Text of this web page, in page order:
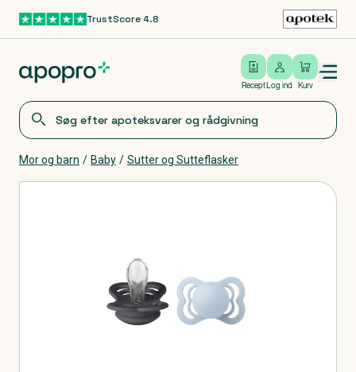
Gå til hovedindholdTrustScore 4.8
Recept
Log ind
Log ind Kurv
Open/close menu
Mor og barn / Baby / Sutter og Sutteflasker